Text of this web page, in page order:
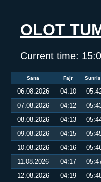
OLOT
Current time:
Sana Fajr
06.08.2026 04:10
07.08.2026
04:12
08.08.2026
04:13
09.08.2026
04:15
10.08.2026
04:16
11.08.2026
04:17
12.08.2026
04:19